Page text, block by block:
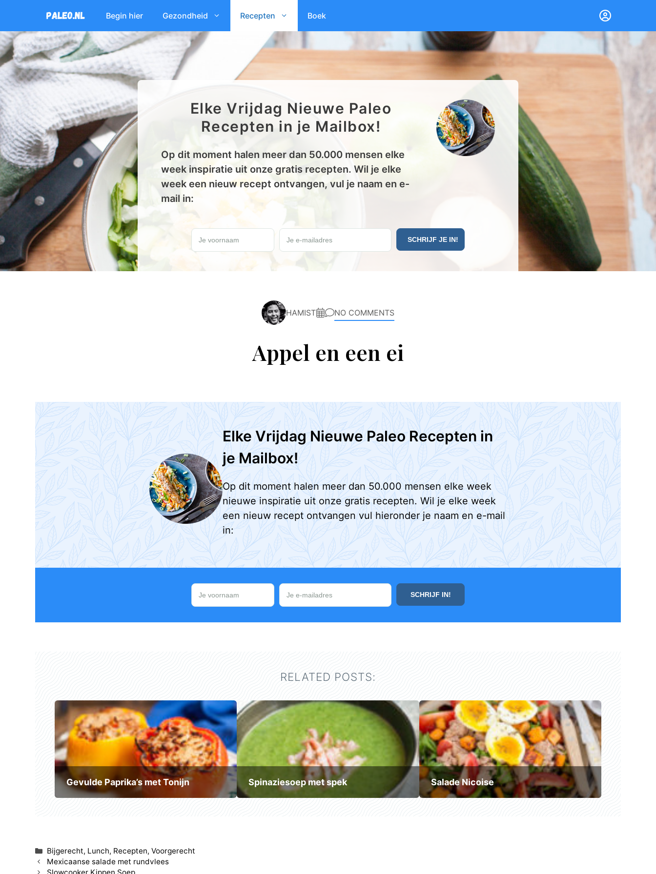
de
inhoud
Begin hier Gezondheid Recepten Boek
Elke Vrijdag Nieuwe Paleo
Recepten in je Mailbox!
Op dit moment halen meer dan 50.000 mensen elke
week inspiratie uit onze gratis recepten. Wil je elke
week een nieuw recept ontvangen, vul je naam en e-
mail in:
HAMIST NO COMMENTS
Appel en een ei
Elke Vrijdag Nieuwe Paleo Recepten in
je Mailbox!
Op dit moment halen meer dan 50.000 mensen elke week
nieuwe inspiratie uit onze gratis recepten. Wil je elke week
een nieuw recept ontvangen vul hieronder je naam en e-mail
in:
RELATED POSTS:
Gevulde Paprika’s met Tonijn Spinaziesoep met spek Salade Nicoise
Categorieën
Bijgerecht, Lunch, Recepten,Voorgerecht
Mexicaanse salade met rundvlees